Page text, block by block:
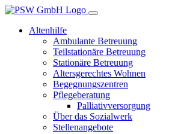
Altenhilfe
Ambulante Betreuung
Teilstationäre Betreuung
Stationäre Betreuung
Altersgerechtes Wohnen
Begegnungszentren
Pflegeberatung
Palliativversorgung
Über das Sozialwerk
Stellenangebote